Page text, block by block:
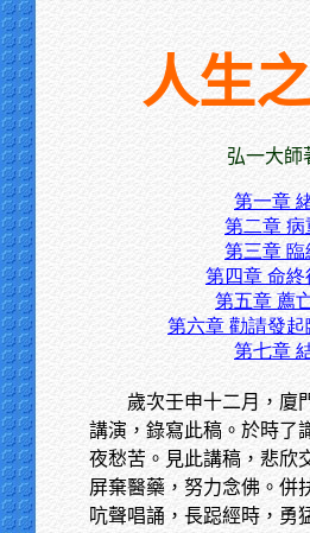
人生
弘一大師
第一章
第二章 病
第三章 臨
第四章 命終
第五章 薦
第六章 勸請發起
第七章
歲次壬申十二月，廈
講演，錄寫此稿。於時了
夜愁苦。見此講稿，悲欣
屏棄醫藥，努力念佛。併
吭聲唱誦，長跽經時，勇